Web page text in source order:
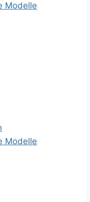
Modelle
Modelle